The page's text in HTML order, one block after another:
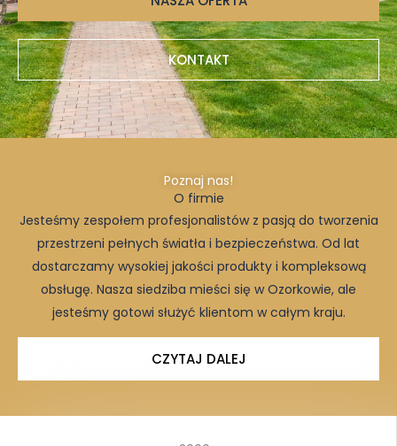
KONTAKT
Poznaj nas!
O firmie
Jesteśmy zespołem profesjonalistów z pasją do tworzenia
przestrzeni pełnych światła i bezpieczeństwa. Od lat
dostarczamy wysokiej jakości produkty i kompleksową
obsługę. Nasza siedziba mieści się w Ozorkowie, ale
jesteśmy gotowi służyć klientom w całym kraju.
CZYTAJ DALEJ